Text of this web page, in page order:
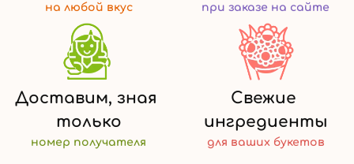
на любой вкус при заказе на сайте
Доставим, зная
только
номер получателя
Свежие
ингредиенты
для ваших букетов